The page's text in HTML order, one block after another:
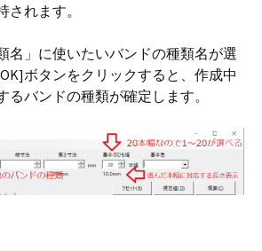
されます。
名」に使いたいバンドの種類名が選
ボタンをクリックすると、作成中
るバンドの種類が確定します。